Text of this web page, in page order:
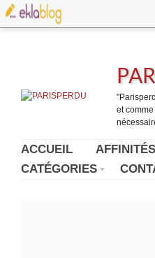
et
ACCUEIL
CATÉGORIES